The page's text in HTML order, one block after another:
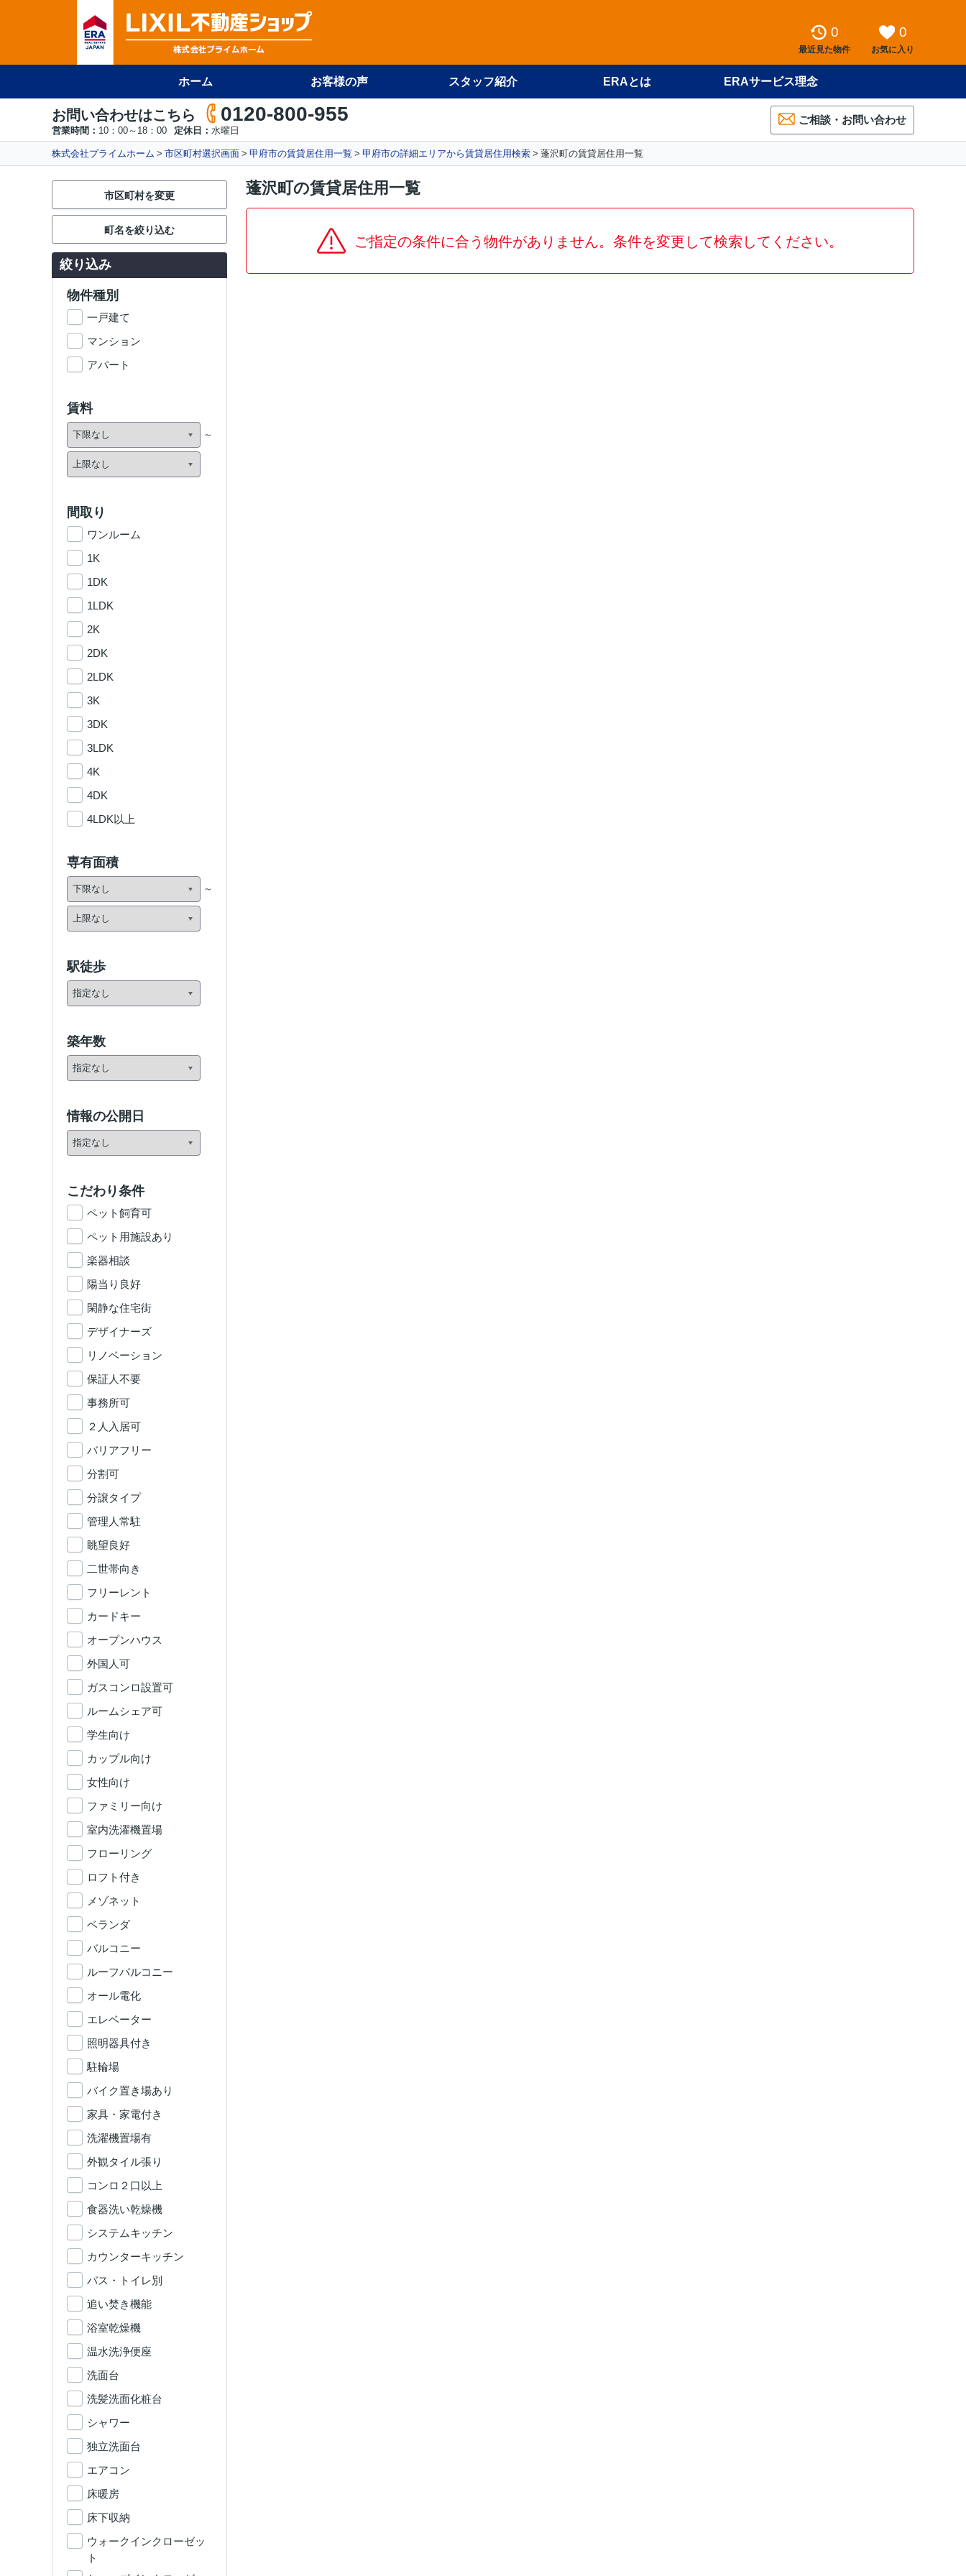
0
最近見た物件
0
お気に入り
ホーム お客様の声 スタッフ紹介 ERAとは ERAサービス理念
お問い合わせはこちら 0120-800-955
営業時間： 10：00～18：00 定休日： 水曜日
ご相談・お問い合わせ
株式会社プライムホーム 市区町村選択画面 甲府市の賃貸居住用一覧 甲府市の詳細エリアから賃貸居住用検索 蓬沢町の賃貸居住用一覧
蓬沢町の賃貸居住用一覧
ご指定の条件に合う物件がありません。条件を変更して検索してください。
市区町村を変更
町名を絞り込む
絞り込み
物件種別
一戸建て
マンション
アパート
賃料
間取り
ワンルーム
1K
1DK
1LDK
2K
2DK
2LDK
3K
3DK
3LDK
4K
4DK
4LDK以上
専有面積
駅徒歩
築年数
情報の公開日
こだわり条件
ペット飼育可
ペット用施設あり
楽器相談
陽当り良好
閑静な住宅街
デザイナーズ
リノベーション
保証人不要
事務所可
２人入居可
バリアフリー
分割可
分譲タイプ
管理人常駐
眺望良好
二世帯向き
フリーレント
カードキー
オープンハウス
外国人可
ガスコンロ設置可
ルームシェア可
学生向け
カップル向け
女性向け
ファミリー向け
室内洗濯機置場
フローリング
ロフト付き
メゾネット
ベランダ
バルコニー
ルーフバルコニー
オール電化
エレベーター
照明器具付き
駐輪場
バイク置き場あり
家具・家電付き
洗濯機置場有
外観タイル張り
コンロ２口以上
食器洗い乾燥機
システムキッチン
カウンターキッチン
バス・トイレ別
追い焚き機能
浴室乾燥機
温水洗浄便座
洗面台
洗髪洗面化粧台
シャワー
独立洗面台
エアコン
床暖房
床下収納
ウォークインクローゼッ
ト